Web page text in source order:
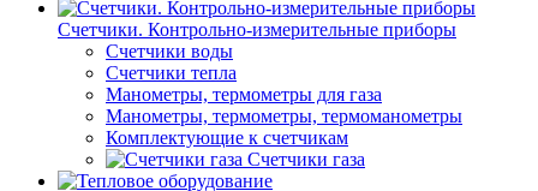
Счетчики. Контрольно-измерительные приборы
Счетчики воды
Счетчики тепла
Манометры, термометры для газа
Манометры, термометры, термоманометры
Комплектующие к счетчикам
Счетчики газа